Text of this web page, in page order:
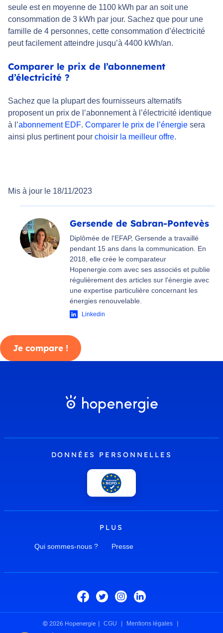
seule est en moyenne de 1100 kWh par an soit une
consommation de 3 kWh par jour. Sachez que pour une
famille de 4 personnes, cette consommation d’électricité
peut facilement atteindre jusqu’à 4400 kWh/an.
Comparer le prix de l’abonnement
d’électricité ?
Sachez que la plupart des fournisseurs alternatifs
proposent un prix de l’abonnement à l’électricité identique
à l’abonnement EDF. Comparer le prix de l’énergie sera
ainsi plus pertinent pour choisir la meilleur offre.
Mis à jour le 18/11/2023
Gersende de Sabran-Pontevès
Diplômée de l'EFAP, Gersende a travaillé
pendant 15 ans dans la communication. En
2018, elle crée le comparateur
Hopenergie.com avec ses associés et publie
régulièrement des articles sur l'énergie avec
une expertise particulière concernant les
énergies renouvelable.
Linkedin
Je compare !
DONNÉES PERSONNELLES
PLUS
Qui sommes-nous ? Presse
© 2026 Hopenergie CGU
Mentions légales